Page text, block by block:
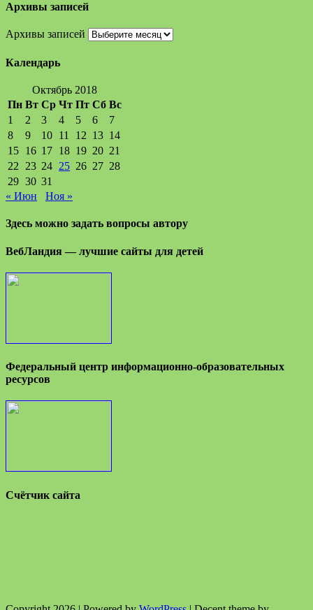
Архивы записей
Архивы записей
Календарь
Октябрь 2018
Пн Вт Ср Чт Пт Сб Вс
1
2 3 4 5 6
7
8
9 10 11 12 13 14
15 16 17 18 19 20 21
22
23 24 25 26 27 28
29 30 31
« Июн
Ноя »
Здесь можно задать вопросы автору
ВебЛандия — лучшие сайты для детей
Федеральный центр информационно-образовательных
ресурсов
Счётчик сайта